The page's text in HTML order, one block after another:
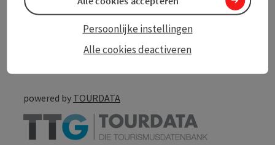
PDF aanmaken In de buurt
powered by TOURDATA
Alle cookies deactiveren
Persoonlijke instellingen